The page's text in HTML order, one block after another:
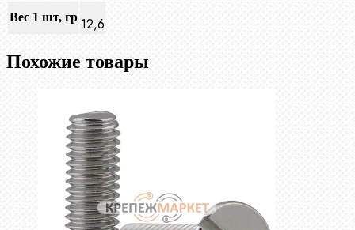
Вес 1 шт, гр 12,6
Похожие товары